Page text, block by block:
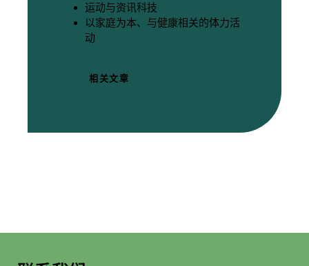
运动与资讯科技
以家庭为本、与健康相关的体力活
动
相关文章